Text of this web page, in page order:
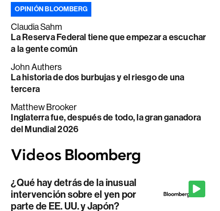
OPINIÓN BLOOMBERG
Claudia Sahm
La Reserva Federal tiene que empezar a escuchar
a la gente común
John Authers
La historia de dos burbujas y el riesgo de una
tercera
Matthew Brooker
Inglaterra fue, después de todo, la gran ganadora
del Mundial 2026
¿Qué hay detrás de la inusual
intervención sobre el yen por
parte de EE. UU. y Japón?